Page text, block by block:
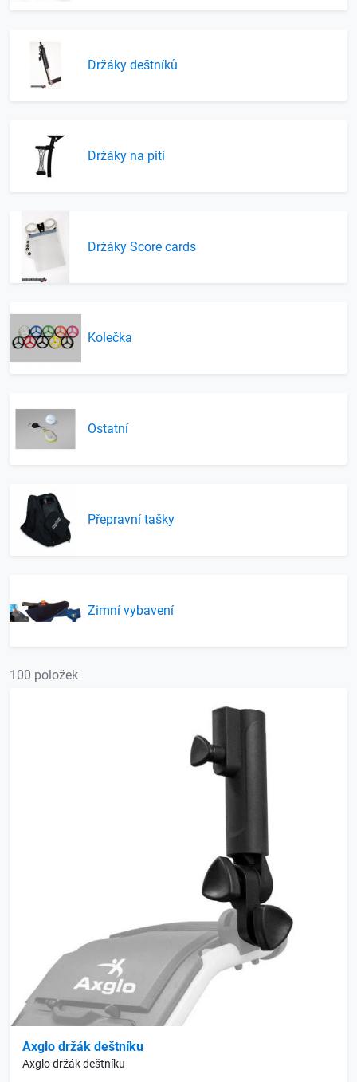
Držáky deštníků
Držáky na pití
Držáky Score cards
Kolečka
Ostatní
Přepravní tašky
Zimní vybavení
100 položek
Axglo držák deštníku
Axglo držák deštníku